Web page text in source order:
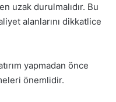
uzak durulmalıdır. Bu
alanlarını dikkatlice
yapmadan önce
önemlidir.